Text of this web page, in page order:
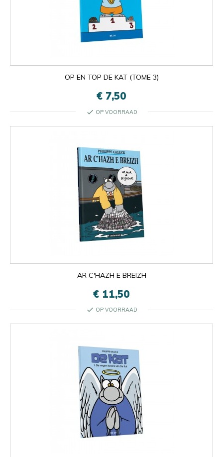
OP EN TOP DE KAT (TOME 3)
€ 7,50
check OP VOORRAAD
AR C'HAZH E BREIZH
€ 11,50
check OP VOORRAAD